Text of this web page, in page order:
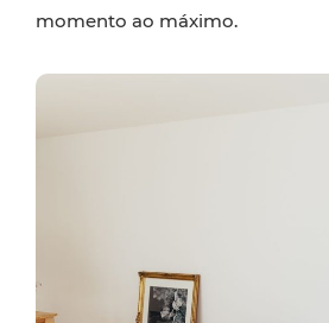
momento ao máximo.